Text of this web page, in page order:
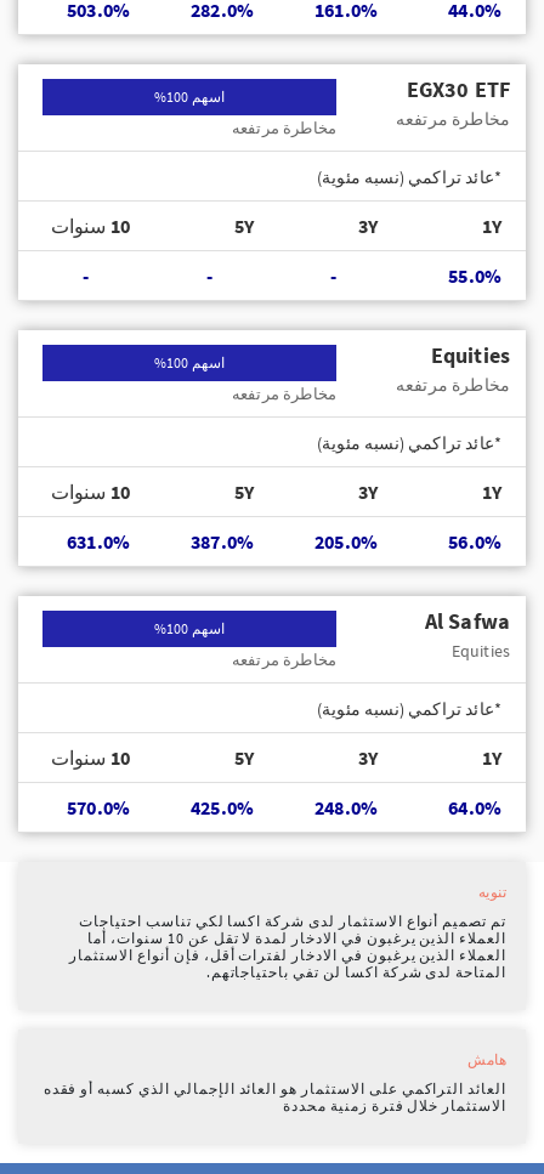
44.0%
161.0%
282.0%
503.0%
EGX30 ETF
مخاطرة مرتفعه
اسهم 100%
مخاطرة مرتفعه
*عائد تراكمي (نسبه مئوية)
1Y
3Y
5Y 10 سنوات
55.0%
-
-
-
Equities
مخاطرة مرتفعه
اسهم 100%
مخاطرة مرتفعه
*عائد تراكمي (نسبه مئوية)
1Y
3Y
5Y 10 سنوات
56.0%
205.0%
387.0%
631.0%
Al Safwa
Equities
اسهم 100%
مخاطرة مرتفعه
*عائد تراكمي (نسبه مئوية)
1Y
3Y
5Y 10 سنوات
64.0%
248.0%
425.0%
570.0%
تنويه
تم تصميم أنواع الاستثمار لدى شركة اكسا لكي تناسب احتياجات
العملاء الذين يرغبون في الادخار لمدة لا تقل عن 10 سنوات، أما
العملاء الذين يرغبون في الادخار لفترات أقل، فإن أنواع الاستثمار
المتاحة لدى شركة اكسا لن تفي باحتياجاتهم.
هامش
العائد التراكمي على الاستثمار هو العائد الإجمالي الذي كسبه أو فقده
الاستثمار خلال فترة زمنية محددة